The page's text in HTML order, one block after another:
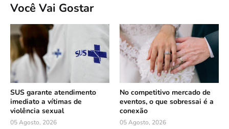
Você Vai Gostar
SUS garante atendimento
imediato a vítimas de
violência sexual
05 Agosto, 2026
No competitivo mercado de
eventos, o que sobressai é a
conexão
05 Agosto, 2026